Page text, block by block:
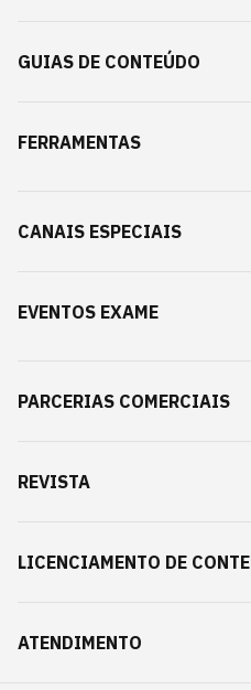
GUIAS DE CONTEÚDO
FERRAMENTAS
CANAIS ESPECIAIS
EVENTOS EXAME
PARCERIAS COMERCIAIS
REVISTA
LICENCIAMENTO DE
ATENDIMENTO